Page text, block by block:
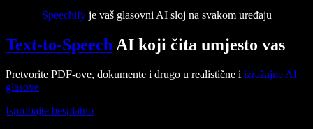
Speechifyje vaš glasovni AI sloj na svakom uređaju
Text-to-Speech AI koji čita umjesto vas
Pretvorite PDF-ove, dokumente i drugo u realistične i izražajne AI
glasove
Isprobajte besplatno